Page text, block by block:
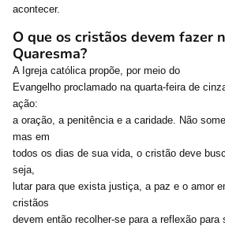
acontecer.
O que os cristãos devem fazer
Quaresma?
A Igreja católica propõe, por meio do
Evangelho proclamado na quarta-feira de
ação:
a oração, a penitência e a caridade. Não
mas em
todos os dias de sua vida, o cristão deve
seja,
lutar para que exista justiça, a paz e o amor
cristãos
devem então recolher-se para a reflexão para